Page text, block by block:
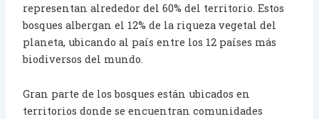
representan alrededor del 60% del territorio. Estos
bosques albergan el 12% de la riqueza vegetal del
planeta, ubicando al país entre los 12 países más
biodiversos del mundo.
Gran parte de los bosques están ubicados en
territorios donde se encuentran comunidades